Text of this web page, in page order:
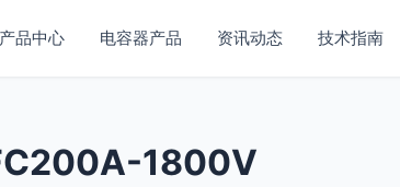
产品中心 电容器产品 资讯动态 技术指南
1800V